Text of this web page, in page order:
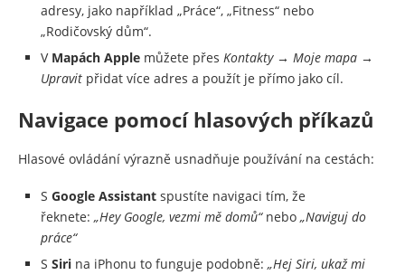
adresy, jako například „Práce“, „Fitness“ nebo
„Rodičovský dům“.
V Mapách Apple můžete přes Kontakty → Moje mapa →
Upravit přidat více adres a použít je přímo jako cíl.
Navigace pomocí hlasových příkazů
Hlasové ovládání výrazně usnadňuje používání na cestách:
S Google Assistant spustíte navigaci tím, že
řeknete: „Hey Google, vezmi mě domů“nebo „Naviguj do
práce“
S Siri na iPhonu to funguje podobně: „Hej Siri, ukaž mi